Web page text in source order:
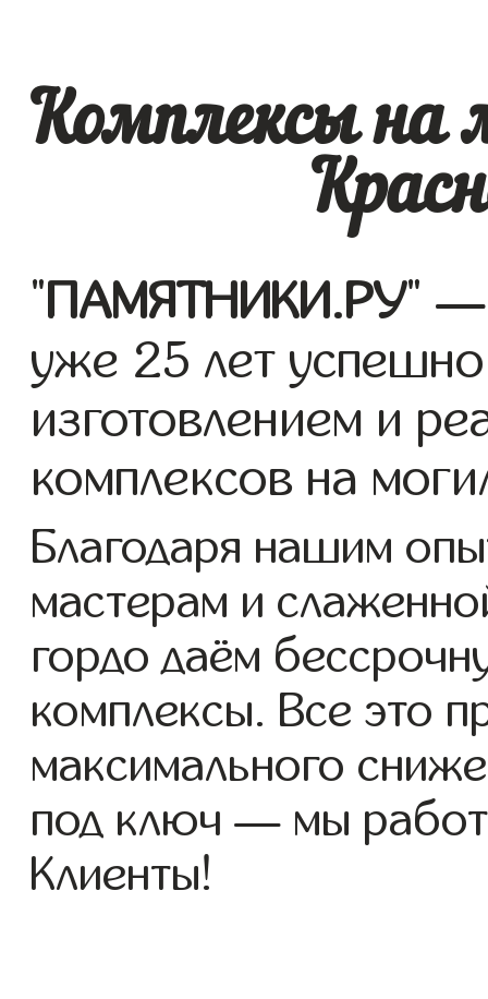
Комплексы на
"ПАМЯТНИКИ.РУ" —
уже 25 лет
изготовлением и
комплексов на
Благодаря нашим
мастерам и
гордо даём
комплексы. Все это
максимального
под ключ — мы
Клиенты!